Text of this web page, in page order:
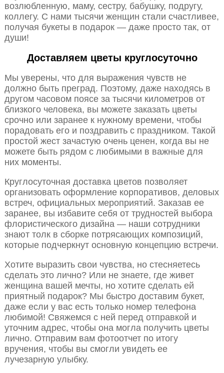
возлюбленную, маму, сестру, бабушку, подругу,
коллегу. С нами тысячи женщин стали счастливее,
получая букеты в подарок — даже просто так, от
души!
Доставляем цветы круглосуточно
Мы уверены, что для выражения чувств не
должно быть преград. Поэтому, даже находясь в
другом часовом поясе за тысячи километров от
близкого человека, вы можете заказать цветы
срочно или заранее к нужному времени, чтобы
порадовать его и поздравить с праздником. Такой
простой жест зачастую очень ценен, когда вы не
можете быть рядом с любимыми в важные для
них моменты.
Круглосуточная доставка цветов позволяет
организовать оформление корпоративов, деловых
встреч, официальных мероприятий. Заказав ее
заранее, вы избавите себя от трудностей выбора
флористического дизайна — наши сотрудники
знают толк в сборке потрясающих композиций,
которые подчеркнут основную концепцию встречи.
Хотите выразить свои чувства, но стесняетесь
сделать это лично? Или не знаете, где живет
женщина вашей мечты, но хотите сделать ей
приятный подарок? Мы быстро доставим букет,
даже если у вас есть только номер телефона
любимой! Свяжемся с ней перед отправкой и
уточним адрес, чтобы она могла получить цветы
лично. Отправим вам фотоотчет по итогу
вручения, чтобы вы смогли увидеть ее
лучезарную улыбку.